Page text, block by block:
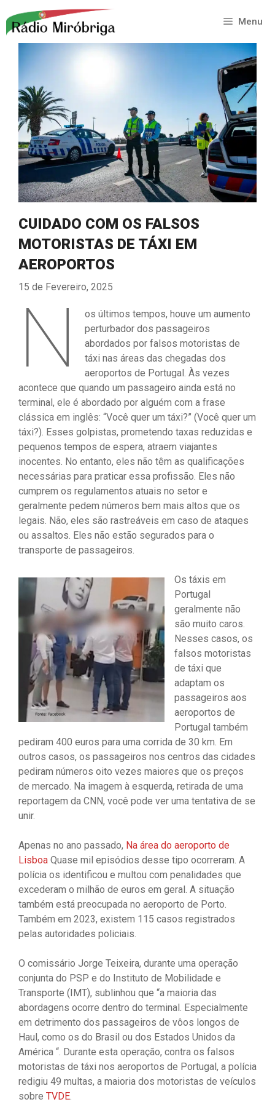
para
Menu
CUIDADO COM OS FALSOS
MOTORISTAS DE TÁXI EM
AEROPORTOS
15 de Fevereiro, 2025
N
os últimos tempos, houve um aumento
perturbador dos passageiros
abordados por falsos motoristas de
táxi nas áreas das chegadas dos
aeroportos de Portugal. Às vezes
acontece que quando um passageiro ainda está no
terminal, ele é abordado por alguém com a frase
clássica em inglês: “Você quer um táxi?” (Você quer um
táxi?). Esses golpistas, prometendo taxas reduzidas e
pequenos tempos de espera, atraem viajantes
inocentes. No entanto, eles não têm as qualificações
necessárias para praticar essa profissão. Eles não
cumprem os regulamentos atuais no setor e
geralmente pedem números bem mais altos que os
legais. Não, eles são rastreáveis ​​em caso de ataques
ou assaltos. Eles não estão segurados para o
transporte de passageiros.
Os táxis em
Portugal
geralmente não
são muito caros.
Nesses casos, os
falsos motoristas
de táxi que
adaptam os
passageiros aos
aeroportos de
Portugal também
pediram 400 euros para uma corrida de 30 km. Em
outros casos, os passageiros nos centros das cidades
pediram números oito vezes maiores que os preços
de mercado. Na imagem à esquerda, retirada de uma
reportagem da CNN, você pode ver uma tentativa de se
unir.
Apenas no ano passado, Na área do aeroporto de
Lisboa Quase mil episódios desse tipo ocorreram. A
polícia os identificou e multou com penalidades que
excederam o milhão de euros em geral. A situação
também está preocupada no aeroporto de Porto.
Também em 2023, existem 115 casos registrados
pelas autoridades policiais.
O comissário Jorge Teixeira, durante uma operação
conjunta do PSP e do Instituto de Mobilidade e
Transporte (IMT), sublinhou que “a maioria das
abordagens ocorre dentro do terminal. Especialmente
em detrimento dos passageiros de vôos longos de
Haul, como os do Brasil ou dos Estados Unidos da
América “. Durante esta operação, contra os falsos
motoristas de táxi nos aeroportos de Portugal, a polícia
redigiu 49 multas, a maioria dos motoristas de veículos
sobre TVDE